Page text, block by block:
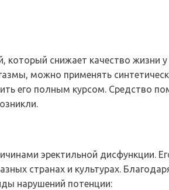
снижает качество жизни
можно применять
его полным курсом. Средство
эректильной дисфункции.
странах и культурах.
нарушений потенции: